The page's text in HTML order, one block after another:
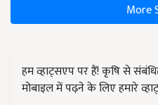
More
हम व्हाट्सएप पर हैं! कृषि से
मोबाइल में पढ़ने के लिए हमारे